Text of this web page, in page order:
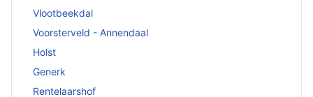
Vlootbeekdal
Voorsterveld - Annendaal
Holst
Generk
Rentelaarshof